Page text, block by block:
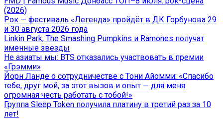
(2026)
Рок — фестиваль «Легенда» пройдёт в ДК Горбунова 29
и 30 августа 2026 года
Linkin Park, The Smashing Pumpkins и Ramones получат
именные звёзды
Не азиаты мы: BTS отказались участвовать в премии
«Грэмми»
Йорн Ланде о сотрудничестве с Тони Айомми: «Спасибо
тебе, друг мой, за этот вызов и опыт — для меня
огромная честь работать с тобой!»
Группа Sleep Token получила платину в третий раз за 10
лет!